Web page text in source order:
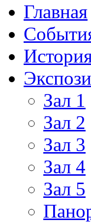
Главная
Зал 1
Зал 2
Зал 3
Зал 4
Зал 5